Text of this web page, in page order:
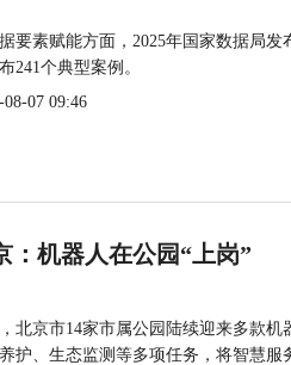
要素赋能方面，2025年国家数据局发
241个典型案例。
08-07 09:46
：机器人在公园“上岗”
北京市14家市属公园陆续迎来多款
护、生态监测等多项任务，将智慧服